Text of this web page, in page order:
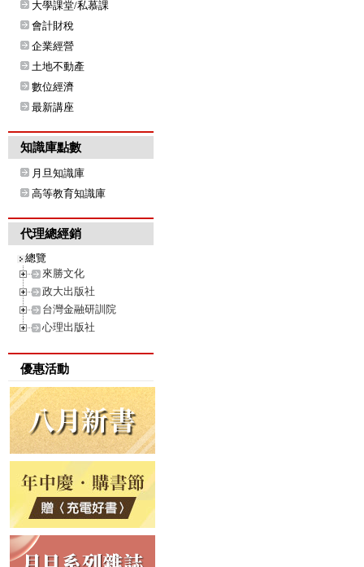
大學課堂/私慕課
會計財稅
企業經營
土地不動產
數位經濟
最新講座
知識庫點數
月旦知識庫
高等教育知識庫
代理總經銷
總覽
來勝文化
政大出版社
台灣金融研訓院
心理出版社
優惠活動